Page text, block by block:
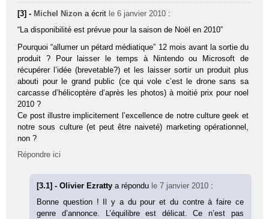
[3] - Michel Nizon a écrit le 6 janvier 2010 :
“La disponibilité est prévue pour la saison de Noël en 2010”
Pourquoi “allumer un pétard médiatique” 12 mois avant la sortie du
produit ? Pour laisser le temps à Nintendo ou Microsoft de
récupérer l’idée (brevetable?) et les laisser sortir un produit plus
abouti pour le grand public (ce qui vole c’est le drone sans sa
carcasse d’hélicoptère d’après les photos) à moitié prix pour noel
2010 ?
Ce post illustre implicitement l’excellence de notre culture geek et
notre sous culture (et peut être naiveté) marketing opérationnel,
non ?
Répondre ici
[3.1] - Olivier Ezrattya répondu le 7 janvier 2010 :
Bonne question ! Il y a du pour et du contre à faire ce
genre d’annonce. L’équilibre est délicat. Ce n’est pas